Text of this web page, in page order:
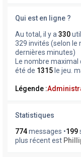
Qui est en ligne ?
Au total, il y a 330
329 invités (selon le
dernières minutes)
Le nombre
été de 1315 le jeu.
Légende :
Statistiques
774messages •199
plus récent est